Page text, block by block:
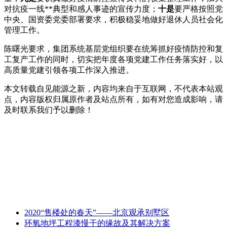
对抗疫一线**典型和感人事迹的宣传力度； 十是要严格按照党
中央、国资委党委部署要求，积极稳妥地做好退休人员社会化
管理工作。
陈曙光要求，集团系统基层党组织要在统筹抓好疫情防控和复
工复产工作的同时，切实把年度各项党建工作任务落实好，以
高质量党建引领各项工作深入推进。
本文转载自见能源之新，内容均来自于互联网，不代表本站观
点，内容版权归属原作者及站点所有，如有对您造成影响，请
及时联系我们予以删除！
2020“售楼处的春天”——北京观承别墅区
环氧地坪工程漆慢干的缘故及其解决方案